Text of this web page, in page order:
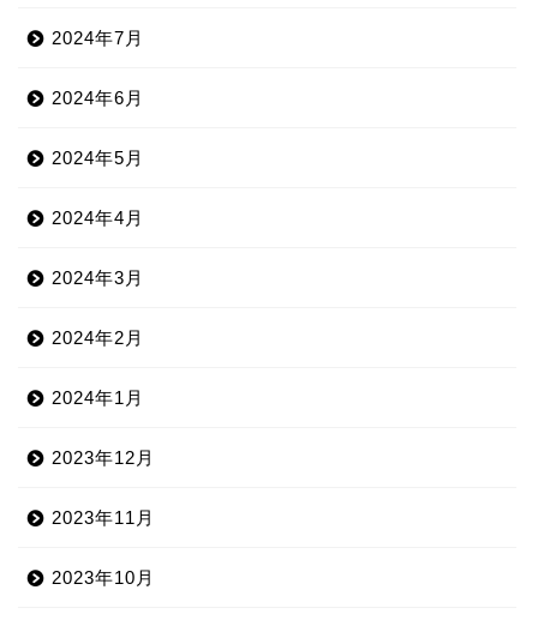
2024年7月
2024年6月
2024年5月
2024年4月
2024年3月
2024年2月
2024年1月
2023年12月
2023年11月
2023年10月